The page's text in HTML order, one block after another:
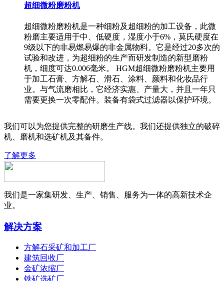
超细微粉磨粉机
超细微粉磨粉机是一种细粉及超细粉的加工设备，此微
粉磨主要适用于中、低硬度，湿度小于6%，莫氏硬度在
9级以下的非易燃易爆的非金属物料。它是经过20多次的
试验和改进，为超细粉的生产而研发制造的新型磨粉
机，细度可达0.006毫米。 HGM超细微粉磨粉机主要用
于加工石膏、方解石、滑石、涂料、颜料和化妆品行
业。与气流磨相比，它经济实惠、产量大，并且一年只
需要更换一次零配件。装备有袋式过滤器以保护环境。
我们可以为您提供完整的研磨生产线。我们还提供独立的破碎
机、磨机和选矿机及其备件。
了解更多
我们是一家集研发、生产、销售、服务为一体的高新技术企
业。
解决方案
方解石采矿和加工厂
建筑回收厂
金矿浓缩厂
铁矿选矿厂